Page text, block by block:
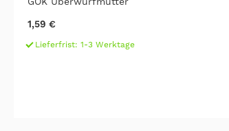
1,59 €
Lieferfrist: 1-3 Werktage